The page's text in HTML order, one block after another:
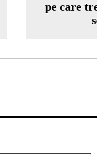
pe care